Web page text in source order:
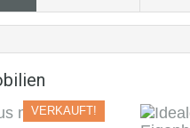
VERKAUFT!